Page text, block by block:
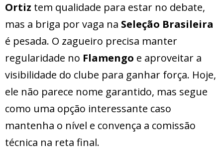
Ortiz tem qualidade para estar no debate,
mas a briga por vaga na Seleção Brasileira
é pesada. O zagueiro precisa manter
regularidade no Flamengo e aproveitar a
visibilidade do clube para ganhar força. Hoje,
ele não parece nome garantido, mas segue
como uma opção interessante caso
mantenha o nível e convença a comissão
técnica na reta final.